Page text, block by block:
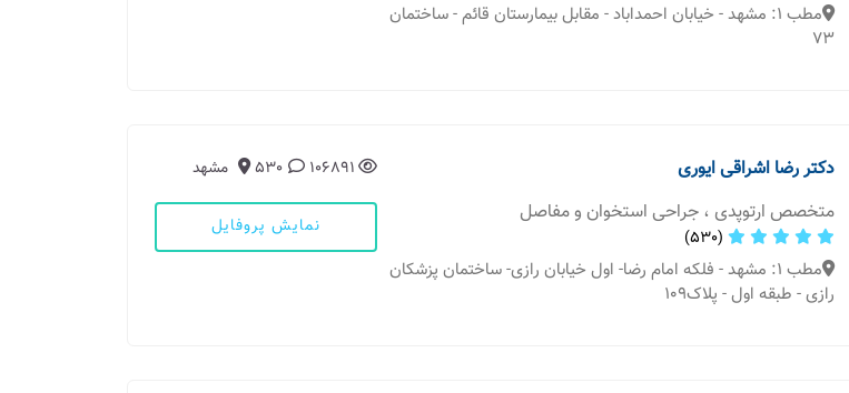
مطب 1: مشهد - خیابان احمداباد - مقابل بیمارستان قائم - ساختمان
73
دکتر رضا اشراقی ایوری
متخصص ارتوپدی ، جراحی استخوان و مفاصل
(530)
مطب 1: مشهد - فلکه امام رضا- اول خیابان رازی- ساختمان پزشکان
رازی - طبقه اول - پلاک109
106891
530 مشهد
نمایش پروفایل